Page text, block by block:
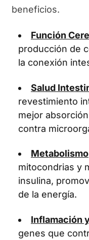
beneficios.
Función
producción de
la conexión
Salud
revestimiento
mejor
contra
Metabolismo
mitocondrias y
insulina,
de la energía.
Inflamación
genes que